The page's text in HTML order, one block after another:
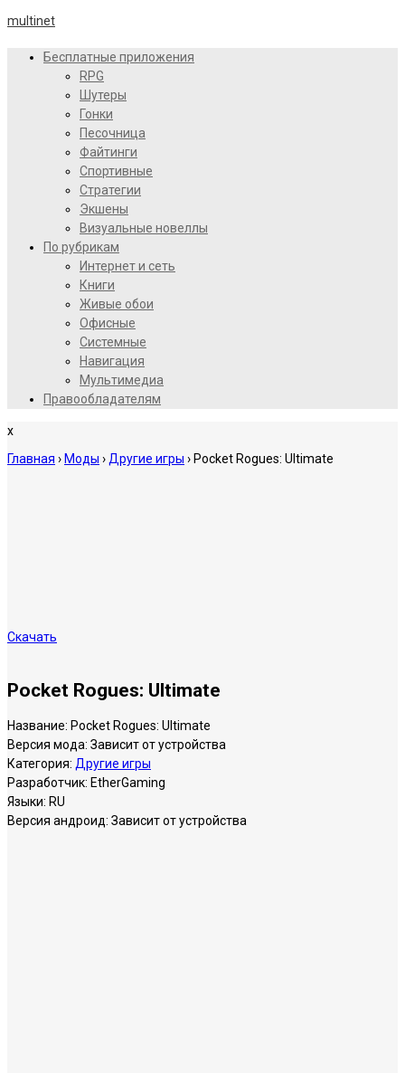
multinet
Бесплатные приложения
RPG
Шутеры
Гонки
Песочница
Файтинги
Спортивные
Стратегии
Экшены
Визуальные новеллы
По рубрикам
Интернет и сеть
Книги
Живые обои
Офисные
Системные
Навигация
Мультимедиа
Правообладателям
x
Главная › Моды › Другие игры › Pocket Rogues: Ultimate
Скачать
Pocket Rogues: Ultimate
Название: Pocket Rogues: Ultimate
Версия мода: Зависит от устройства
Категория: Другие игры
Разработчик: EtherGaming
Языки: RU
Версия андроид: Зависит от устройства